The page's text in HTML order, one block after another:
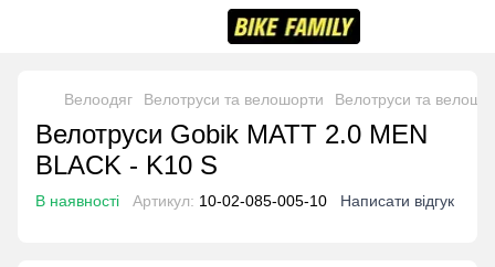
Велоодяг Велотруси та велошорти Велотруси та
Велотруси Gobik MATT 2.0 MEN
BLACK - K10 S
В наявності Артикул: 10-02-085-005-10 Написати відгук